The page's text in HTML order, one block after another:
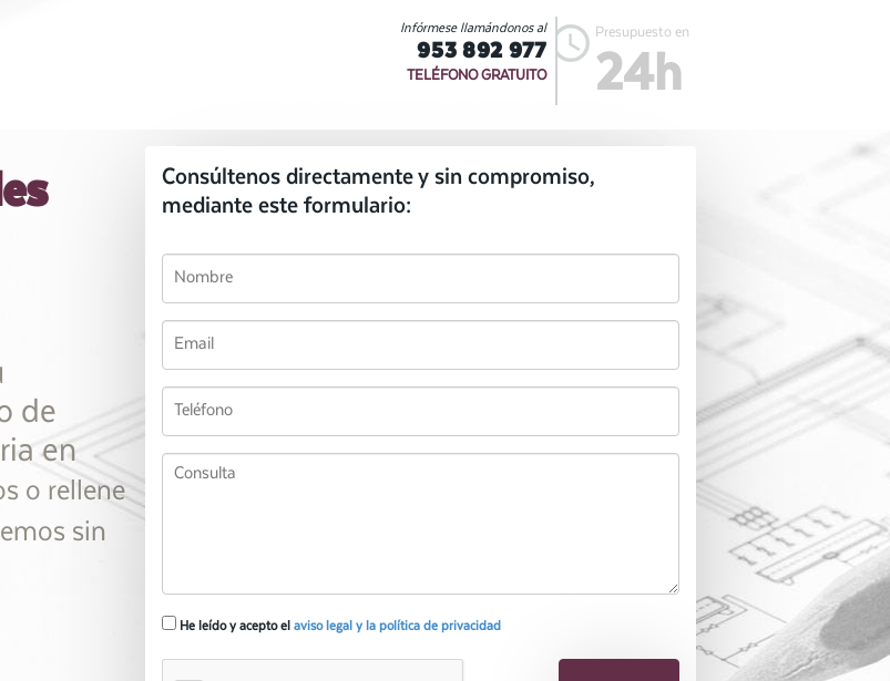
Presupuesto en
24h
Infórmese llamándonos al
953 892 977
TELÉFONO GRATUITO
de
en
o rellene
sin
Consúltenos directamente y sin compromiso,
mediante este formulario:
He leído y acepto el aviso legal y la política de privacidad